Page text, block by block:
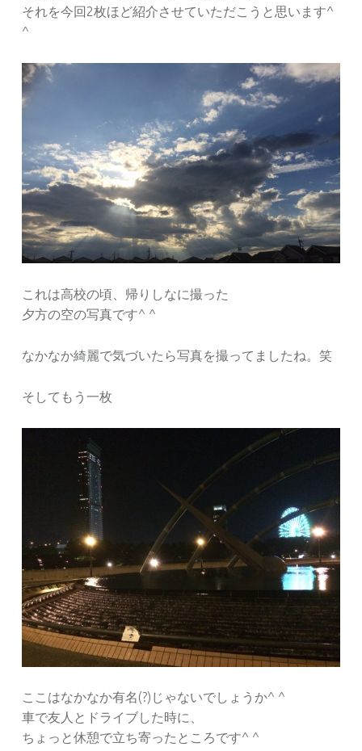
それを今回2枚ほど紹介させていただこうと思います^
^
これは高校の頃、帰りしなに撮った
夕方の空の写真です^ ^
なかなか綺麗で気づいたら写真を撮ってましたね。笑
そしてもう一枚
ここはなかなか有名(?)じゃないでしょうか^ ^
車で友人とドライブした時に、
ちょっと休憩で立ち寄ったところです^ ^